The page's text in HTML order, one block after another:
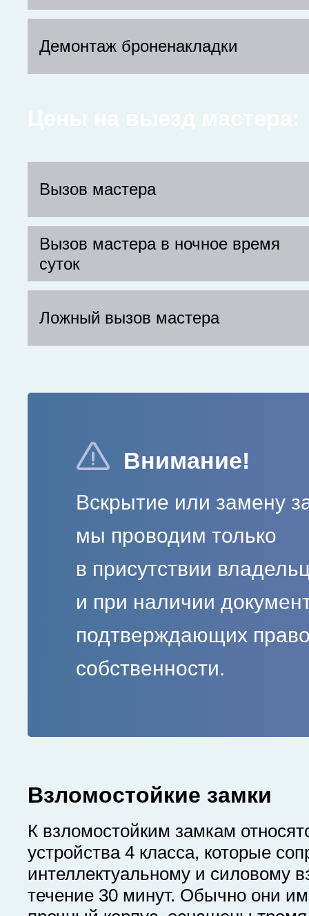
Демонтаж броненакладки
Вызов мастера
Вызов мастера в ночное время
суток
Ложный вызов мастера
Внимание!
Вскрытие или замену
мы проводим только
в присутствии
и при наличии
подтверждающих
собственности.
Взломостойкие замки
К взломостойким замкам
устройства 4 класса, которые
интеллектуальному и силовому
течение 30 минут. Обычно они